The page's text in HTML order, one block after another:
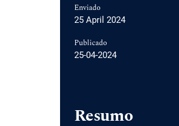
Enviado
25 April 2024
Publicado
25-04-2024
Resumo